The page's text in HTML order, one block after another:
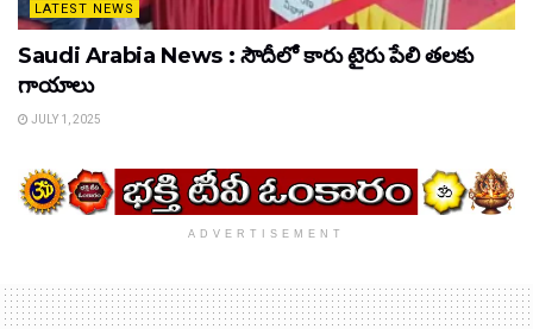
LATEST NEWS
Saudi Arabia News : సౌదీలో కారు టైరు పేలి తలకు
గాయాలు
JULY 1, 2025
ADVERTISEMENT